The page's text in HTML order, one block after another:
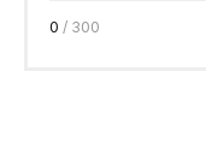
0 / 300